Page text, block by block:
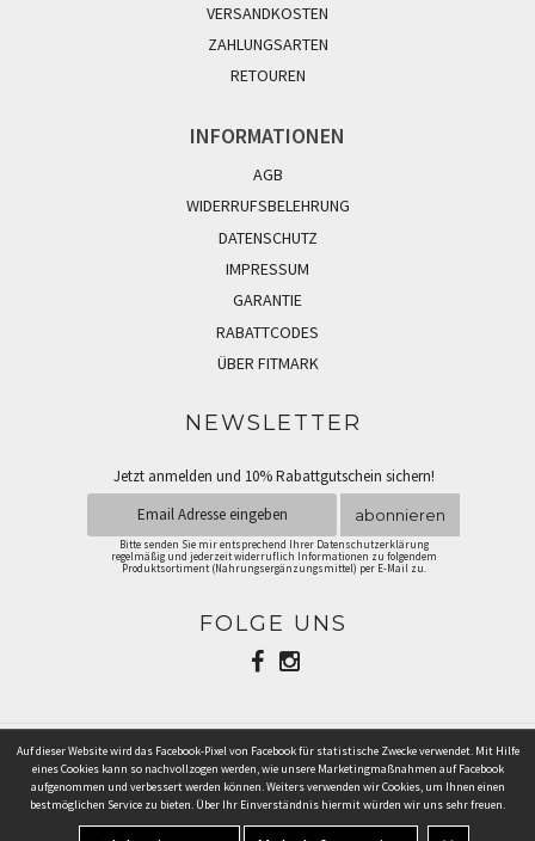
VERSANDKOSTEN
ZAHLUNGSARTEN
RETOUREN
INFORMATIONEN
AGB
WIDERRUFSBELEHRUNG
DATENSCHUTZ
IMPRESSUM
GARANTIE
RABATTCODES
ÜBER FITMARK
NEWSLETTER
Jetzt anmelden und 10% Rabattgutschein sichern!
abonnieren
Bitte senden Sie mir entsprechend Ihrer Datenschutzerklärung
regelmäßig und jederzeit widerruflich Informationen zu folgendem
Produktsortiment (Nahrungsergänzungsmittel) per E-Mail zu.
FOLGE UNS
ZAHLUNGSARTEN
Auf dieser Website wird das Facebook-Pixel von Facebook für statistische Zwecke verwendet. Mit Hilfe
eines Cookies kann so nachvollzogen werden, wie unsere Marketingmaßnahmen auf Facebook
aufgenommen und verbessert werden können. Weiters verwenden wir Cookies, um Ihnen einen
bestmöglichen Service zu bieten. Über Ihr Einverständnis hiermit würden wir uns sehr freuen.